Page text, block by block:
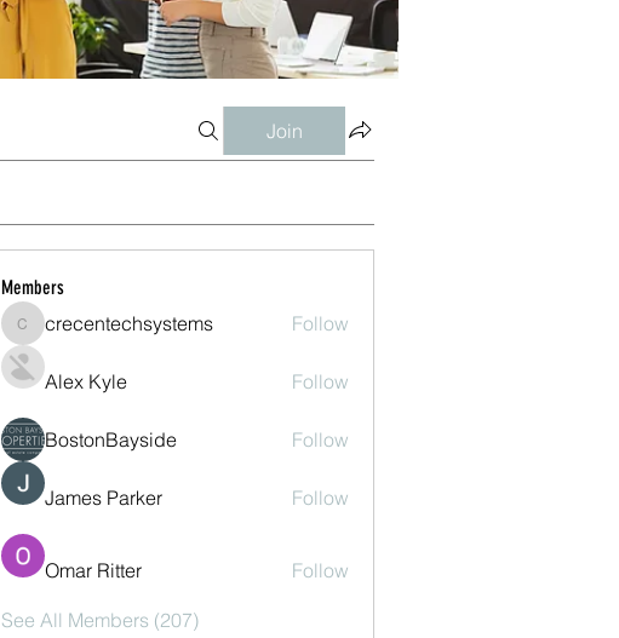
Join
Members
crecentechsystems
crecentechsystems Follow
Alex Kyle Follow
BostonBayside Follow
James Parker Follow
Omar Ritter Follow
See All Members (207)